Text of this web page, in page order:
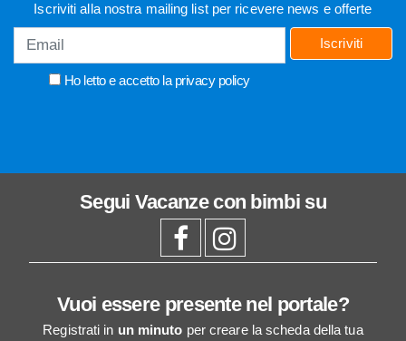
Iscriviti alla nostra mailing list per ricevere news e offerte
Ho letto e accetto la privacy policy
Iscriviti
Segui Vacanze con bimbi su
Vuoi essere presente nel portale?
Registrati in un minuto per creare la scheda della tua